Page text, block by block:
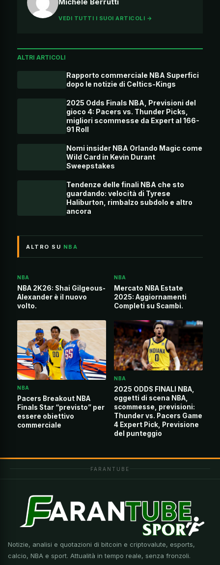
VEDI TUTTI I SUOI ARTICOLI →
ALTRI ARTICOLI
Rapporto commerciale NBA Superfici
dopo le notizie di Celtics-Kings
2025 Odds Finals NBA, Previsioni del
gioco 4: Pacers vs. Thunder Picks,
migliori scommesse da Expert al 166-
91 Roll
Nomi insider NBA Orlando Magic come
Wild Card in Kevin Durant
Sweepstakes
Tendenze delle finali NBA che sto
guardando: velocità di Tyrese
Haliburton, rimbalzo subdolo e altro
ancora
ALTRO SU NBA
NBA
NBA 2K26: Shai Gilgeous-
Alexander è il nuovo
volto.
NBA
Mercato NBA Estate
2025: Aggiornamenti
Completi su Scambi.
NBA
Pacers Breakout NBA
Finals Star “previsto” per
essere obiettivo
commerciale
NBA
2025 ODDS FINALI NBA,
oggetti di scena NBA,
scommesse, previsioni:
Thunder vs. Pacers Game
4 Expert Pick, Previsione
del punteggio
FARANTUBE
Notizie, analisi e quotazioni di bitcoin e criptovalute, esports,
calcio, NBA e sport. Attualità in tempo reale, senza fronzoli.